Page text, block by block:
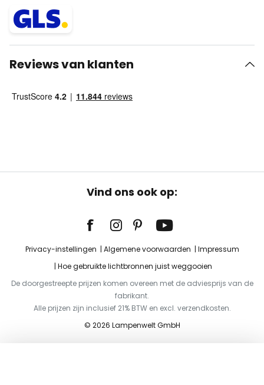
Reviews van klanten
Vind ons ook op:
Privacy-instellingen Algemene voorwaarden
Impressum
Hoe gebruikte lichtbronnen juist weggooien
De doorgestreepte prijzen komen overeen met de adviesprijs van de
fabrikant.
Alle prijzen zijn inclusief 21% BTW en excl. verzendkosten.
© 2026 Lampenwelt GmbH